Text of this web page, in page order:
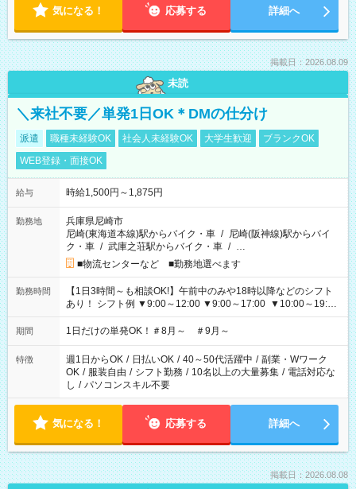
気になる！ 応募する 詳細へ
掲載日：2026.08.09
未読
＼来社不要／単発1日OK＊DMの仕分け
派遣 職種未経験OK 社会人未経験OK 大学生歓迎
ブランクOK
WEB登録・面接OK
給与 時給1,500円～1,875円
勤務地
兵庫県尼崎市
尼崎(東海道本線)駅からバイク・車 / 尼崎(阪神線)駅からバイ
ク・車 / 武庫之荘駅からバイク・車 / …
■物流センターなど ■勤務地選べます
勤務時間
【1日3時間～も相談OK!】午前中のみや18時以降などのシフト
あり！ シフト例 ▼9:00～12:00 ▼9:00～17:00 ▼10:00～19:00
▼18:00～21:00
期間 1日だけの単発OK！＃8月～ ＃9月～
特徴 週1日からOK / 日払いOK / 40～50代活躍中 / 副業・Wワーク
OK / 服装自由 / シフト勤務 / 10名以上の大量募集 / 電話対応な
し / パソコンスキル不要
気になる！ 応募する 詳細へ
掲載日：2026.08.08